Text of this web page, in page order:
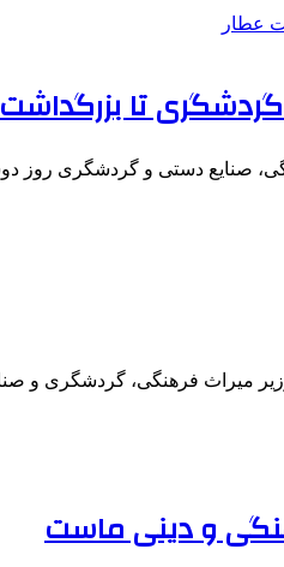
تا
و گردشگری روز دوشنبه ۲۵ فروردین
میراث فرهنگی، گردشگری و
و دینی ماست